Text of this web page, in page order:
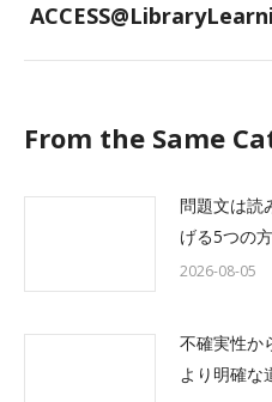
From the Same
問題文は読
げる5つの
2026-08-05
不確実性か
より明確な